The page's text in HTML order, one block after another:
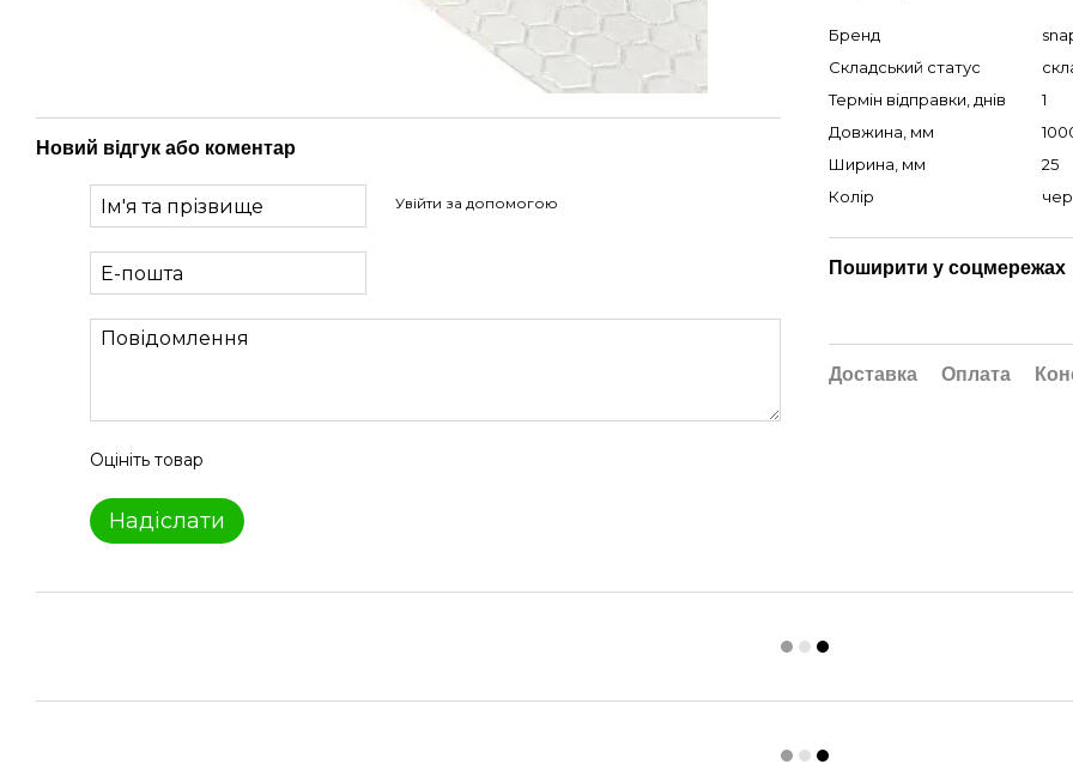
Новий відгук або коментар
Увійти за допомогою
Оцініть товар
Надіслати
Бренд
Складський статус
Термін відправки, днів
1
Довжина, мм
Ширина, мм
25
Колір
Поширити у соцмережах
Доставка Оплата